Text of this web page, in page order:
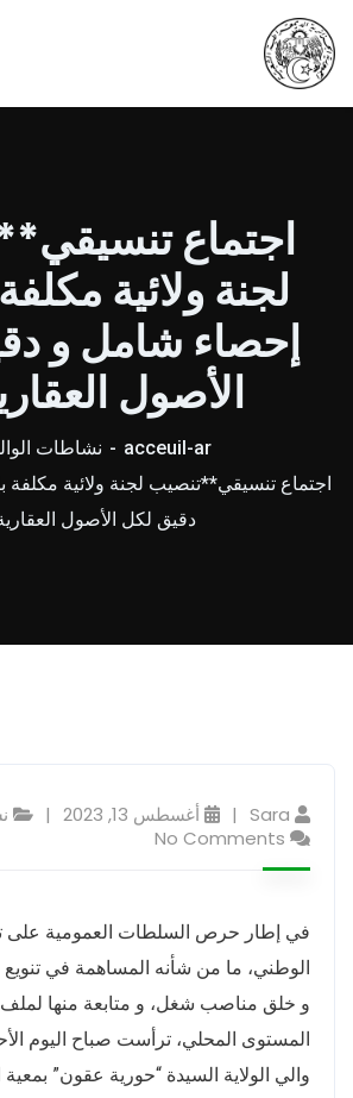
اجتماع
لجنة ولائية
إحصاء شامل و
الأصول
acceuil-ar
نشاطات
اجتماع تنسيقي**تنصيب لجنة ولائية
دقيق لكل الأصول
Sara أغسطس 13, 2023
No Comments
في إطار حرص السلطات العمومية على
الوطني، ما من شأنه المساهمة في تنويع
و خلق مناصب شغل، و متابعة منها لملف
والي الولاية السيدة “حورية عقون” بمعية